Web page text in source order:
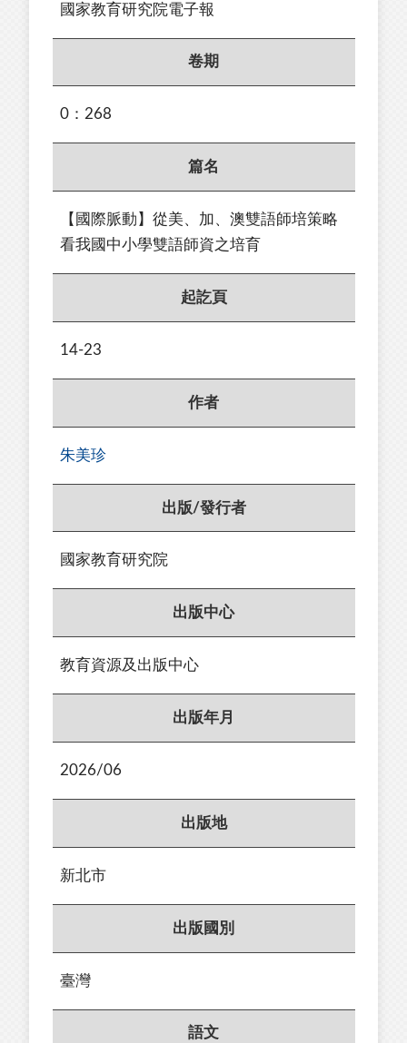
國家教育研究院電子報
卷期
0：268
篇名
【國際脈動】從美、加、澳雙語師培策略
看我國中小學雙語師資之培育
起訖頁
14-23
作者
朱美珍
出版/發行者
國家教育研究院
出版中心
教育資源及出版中心
出版年月
2026/06
出版地
新北市
出版國別
臺灣
語文